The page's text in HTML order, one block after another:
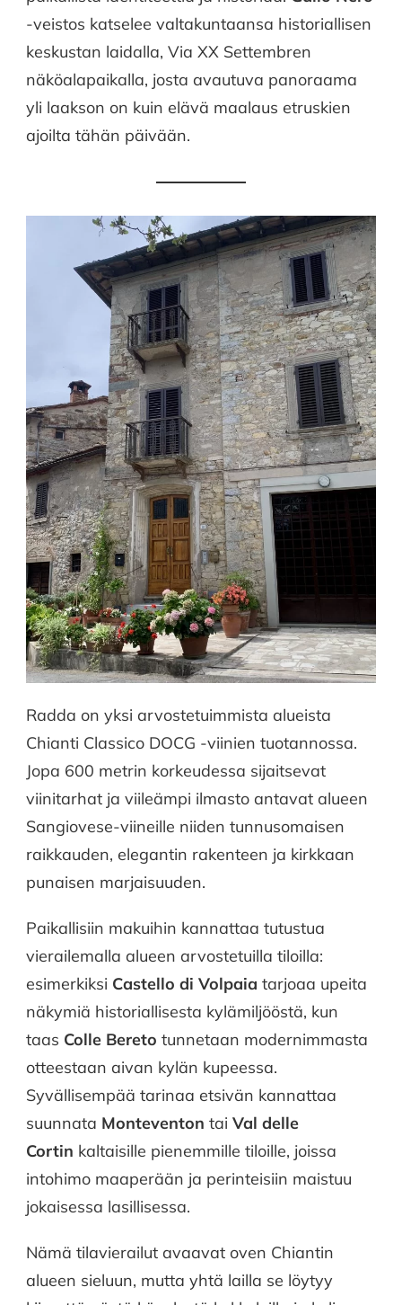
-veistos katselee valtakuntaansa historiallisen
keskustan laidalla, Via XX Settembren
näköalapaikalla, josta avautuva panoraama
yli laakson on kuin elävä maalaus etruskien
ajoilta tähän päivään.
Radda on yksi arvostetuimmista alueista
Chianti Classico DOCG -viinien tuotannossa.
Jopa 600 metrin korkeudessa sijaitsevat
viinitarhat ja viileämpi ilmasto antavat alueen
Sangiovese-viineille niiden tunnusomaisen
raikkauden, elegantin rakenteen ja kirkkaan
punaisen marjaisuuden.
Paikallisiin makuihin kannattaa tutustua
vierailemalla alueen arvostetuilla tiloilla:
esimerkiksi Castello di Volpaia tarjoaa upeita
näkymiä historiallisesta kylämiljööstä, kun
taas Colle Bereto tunnetaan modernimmasta
otteestaan aivan kylän kupeessa.
Syvällisempää tarinaa etsivän kannattaa
suunnata Monteventon tai Val delle
Cortin kaltaisille pienemmille tiloille, joissa
intohimo maaperään ja perinteisiin maistuu
jokaisessa lasillisessa.
Nämä tilavierailut avaavat oven Chiantin
alueen sieluun, mutta yhtä lailla se löytyy